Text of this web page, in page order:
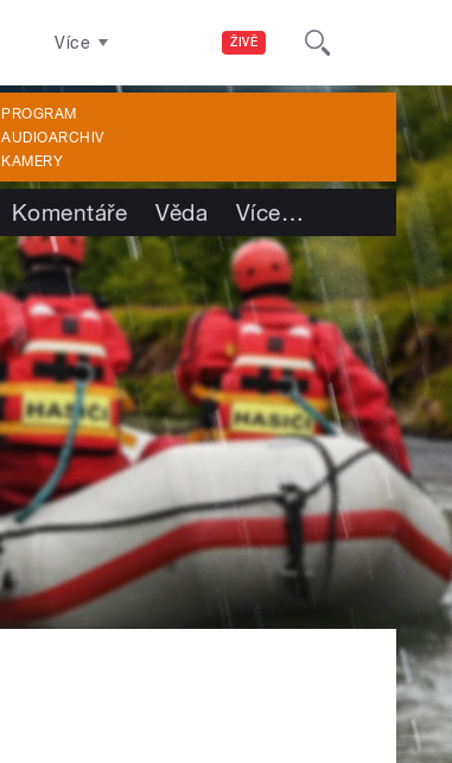
ŽIVĚ
Více
PROGRAM
AUDIOARCHIV
KAMERY
Komentáře Věda Více…